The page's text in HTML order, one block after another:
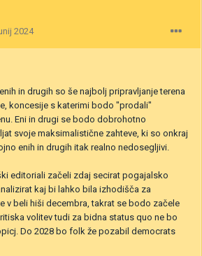
2024
in drugih so še najbolj pripravljanje terena
koncesije s katerimi bodo "prodali"
Eni in drugi se bodo dobrohotno
svoje maksimalistične zahteve, ki so onkraj
enih in drugih itak realno nedosegljivi.
editoriali začeli zdaj secirat pogajalsko
kaj bi lahko bila izhodišča za
v beli hiši decembra, takrat se bodo začele
volitev tudi za bidna status quo ne bo
Do 2028 bo folk že pozabil democrats